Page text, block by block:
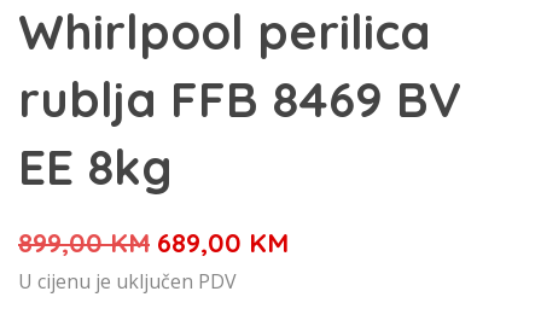
Whirlpool perilica
rublja FFB 8469 BV
EE 8kg
899,00KM Izvorna
cijena
689,00 KM
U cijenu je uključen PDV